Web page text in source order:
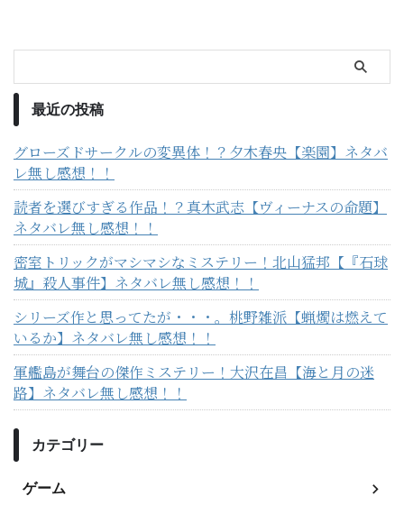
最近の投稿
グローズドサークルの変異体！？夕木春央【楽園】ネタバ
レ無し感想！！
読者を選びすぎる作品！？真木武志【ヴィーナスの命題】
ネタバレ無し感想！！
密室トリックがマシマシなミステリー！北山猛邦【『石球
城』殺人事件】ネタバレ無し感想！！
シリーズ作と思ってたが・・・。桃野雑派【蝋燭は燃えて
いるか】ネタバレ無し感想！！
軍艦島が舞台の傑作ミステリー！大沢在昌【海と月の迷
路】ネタバレ無し感想！！
カテゴリー
ゲーム